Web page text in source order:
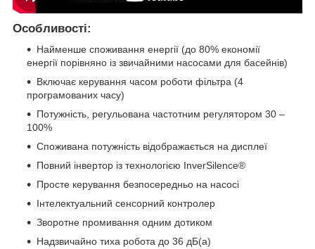
Особливості:
Найменше споживання енергії (до 80% економії
енергії порівняно із звичайними насосами для басейнів)
Включає керування часом роботи фільтра (4
програмованих часу)
Потужність, регульована частотним регулятором 30 –
100%
Споживана потужність відображається на дисплеї
Повний інвертор із технологією InverSilence®
Просте керування безпосередньо на насосі
Інтелектуальний сенсорний контролер
Зворотне промивання одним дотиком
Надзвичайно тиха робота до 36 дБ(а)